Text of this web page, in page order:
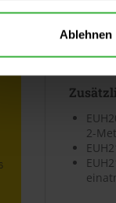
Ablehnen
⤓
2-